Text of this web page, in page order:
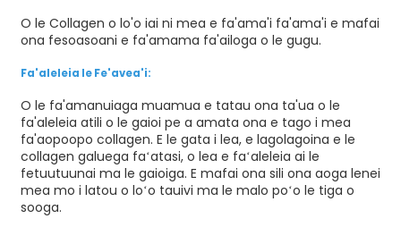
O le Collagen o lo'o iai ni mea e fa'ama'i fa'ama'i e mafai
ona fesoasoani e fa'amama fa'ailoga o le gugu.
Fa'aleleia le Fe'avea'i:
O le fa'amanuiaga muamua e tatau ona ta'ua o le
fa'aleleia atili o le gaioi pe a amata ona e tago i mea
fa'aopoopo collagen. E le gata i lea, e lagolagoina e le
collagen galuega faʻatasi, o lea e faʻaleleia ai le
fetuutuunai ma le gaioiga. E mafai ona sili ona aoga lenei
mea mo i latou o loʻo tauivi ma le malo poʻo le tiga o
sooga.